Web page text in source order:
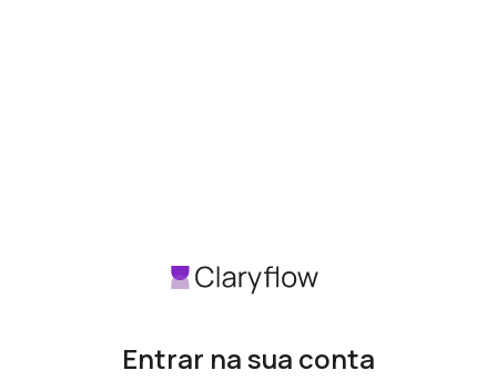
Entrar na sua conta